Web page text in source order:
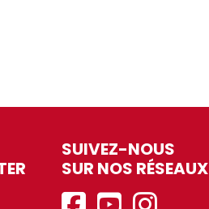
SUIVEZ-NOUS
SUR NOS RÉSEAUX